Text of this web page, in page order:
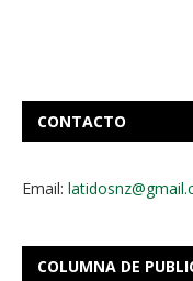
CONTACTO
Email:
COLUMNA DE